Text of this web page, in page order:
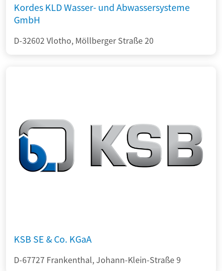
Kordes KLD Wasser- und Abwassersysteme
GmbH
D-32602 Vlotho, Möllberger Straße 20
KSB SE & Co. KGaA
D-67727 Frankenthal, Johann-Klein-Straße 9